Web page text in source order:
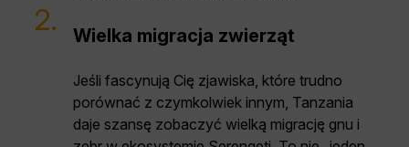
2. Wielka migracja zwierząt
Jeśli fascynują Cię zjawiska, które trudno
porównać z czymkolwiek innym, Tanzania
daje szansę zobaczyć wielką migrację gnu i